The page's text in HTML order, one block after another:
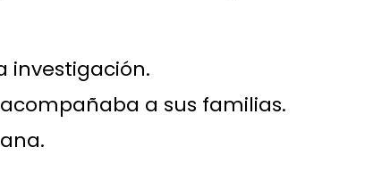
investigación.
a sus familias.